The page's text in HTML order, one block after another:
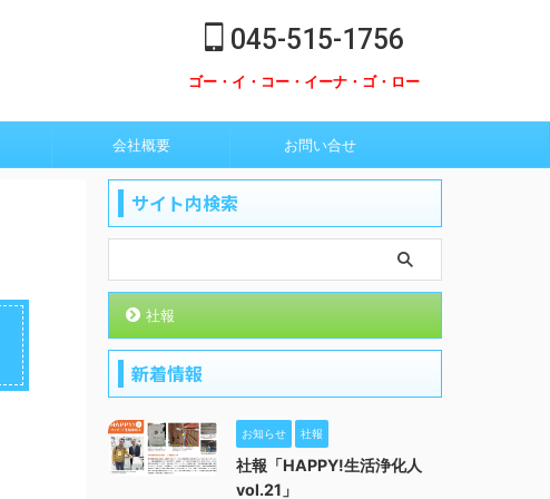
045-515-1756
ゴー・イ・コー・イーナ・ゴ・ロー
会社概要 お問い合せ
サイト内検索
社報
新着情報
お知らせ 社報
社報「HAPPY!生活浄化人
vol.21」